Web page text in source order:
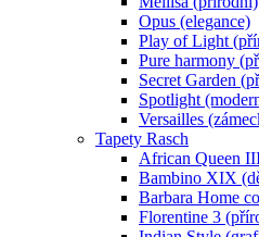
Opus (elegance)
Play of Light
Pure harmony
Secret Garden
Spotlight
Versailles
Tapety Rasch
African Queen
Bambino XIX
Barbara Home
Florentine 3